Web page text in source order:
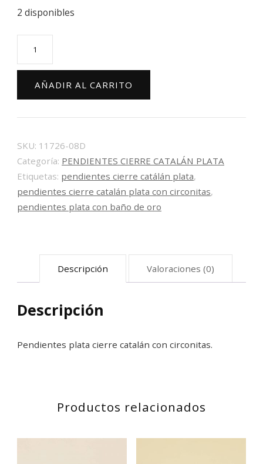
2 disponibles
AÑADIR AL CARRITO
SKU: 11726-08D
Categoría: PENDIENTES CIERRE CATALÁN PLATA
Etiquetas: pendientes cierre catálán plata,
pendientes cierre catalán plata con circonitas,
pendientes plata con baño de oro
Descripción Valoraciones (0)
Descripción
Pendientes plata cierre catalán con circonitas.
Productos relacionados